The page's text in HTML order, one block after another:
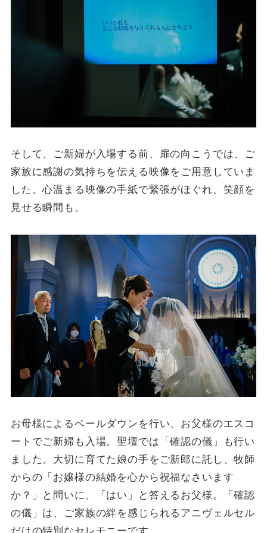
そして、ご新婦が入場する前、扉の向こうでは、ご
家族に感謝の気持ちを伝える映像をご用意していま
した。心温まる映像の手紙で緊張がほぐれ、笑顔を
見せる瞬間も。
お母様によるベールダウンを行い、お父様のエスコ
ートでご新婦も入場。聖壇では「確認の儀」も行い
ました。大切に育てた娘の手をご新郎に託し、牧師
からの「お嬢様の結婚を心から祝福なさいます
か？」と問いに、「はい」と答えるお父様。「確認
の儀」は、ご家族の絆を感じられるアニヴェルセル